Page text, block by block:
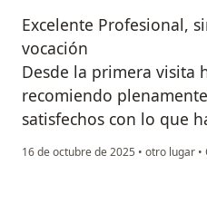
Excelente Profesional,
vocación
Desde la primera visita
recomiendo
satisfechos con lo que
16 de octubre de 2025 • otro lugar •